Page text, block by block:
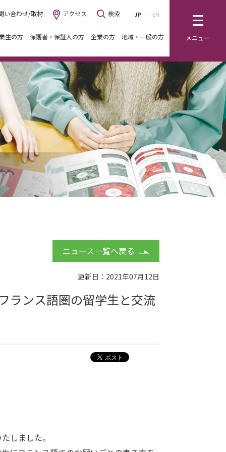
メニュー
検索 JP EN
い合わせ/取材 アクセス
生の方 保護者・保証人の方 企業の方 地域・一般の方
ニュース一覧へ戻る
更新日：2021年07月12日
ランス語圏の留学生と交流
しました。